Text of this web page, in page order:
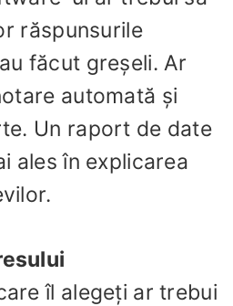
răspunsurile
făcut greșeli. Ar
automată și
Un raport de date
ales în explicarea
îl alegeți ar trebui